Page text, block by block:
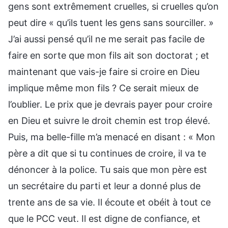
gens sont extrêmement cruelles, si cruelles qu’on
peut dire « qu’ils tuent les gens sans sourciller. »
J’ai aussi pensé qu’il ne me serait pas facile de
faire en sorte que mon fils ait son doctorat ; et
maintenant que vais-je faire si croire en Dieu
implique même mon fils ? Ce serait mieux de
l’oublier. Le prix que je devrais payer pour croire
en Dieu et suivre le droit chemin est trop élevé.
Puis, ma belle-fille m’a menacé en disant : « Mon
père a dit que si tu continues de croire, il va te
dénoncer à la police. Tu sais que mon père est
un secrétaire du parti et leur a donné plus de
trente ans de sa vie. Il écoute et obéit à tout ce
que le PCC veut. Il est digne de confiance, et